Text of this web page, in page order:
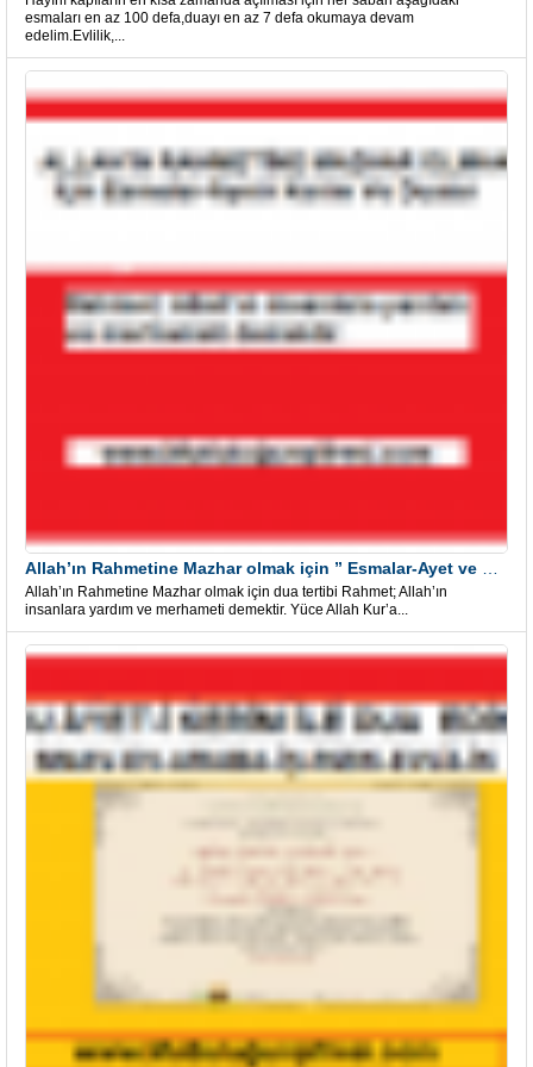
esmaları en az 100 defa,duayı en az 7 defa okumaya devam
edelim.Evlilik,...
Allah’ın Rahmetine Mazhar olmak için dua tertibi Rahmet; Allah’ın
insanlara yardım ve merhameti demektir. Yüce Allah Kur’a...